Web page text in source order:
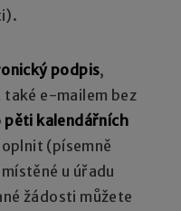
podpis,
e-mailem bez
pěti kalendářních
(písemně
u úřadu
žádosti můžete